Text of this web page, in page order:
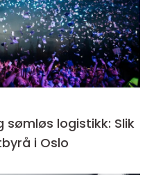
sømløs logistikk: Slik
i Oslo